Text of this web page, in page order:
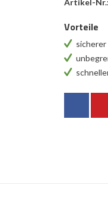
Artikel-Nr.:
Vorteile
sicherer